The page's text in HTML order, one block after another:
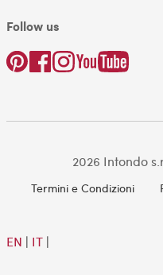
Follow us
2026 Intondo
Termini e Condizioni
EN | IT|